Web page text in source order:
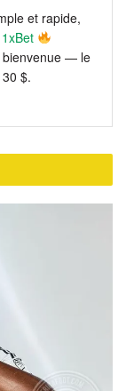
et rapide,
bienvenue — le
$.